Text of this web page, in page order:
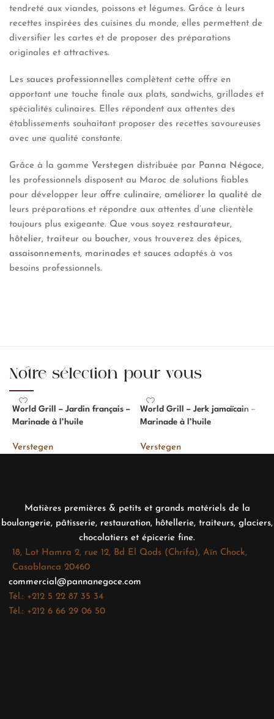
tendreté aux viandes, poissons et légumes. Grâce à leurs
recettes inspirées des cuisines du monde, elles permettent de
diversifier les cartes et de proposer des préparations
originales et attractives.
Les sauces professionnelles complètent cette offre en
apportant une touche finale aux plats, sandwichs, grillades et
spécialités culinaires. Elles répondent aux attentes des
établissements souhaitant proposer des recettes savoureuses
avec une qualité constante.
Grâce à la gamme Verstegen distribuée par Panna Négoce,
les professionnels disposent au Maroc de solutions fiables
pour développer leur offre culinaire, améliorer la qualité de
leurs préparations et répondre aux attentes d’une clientèle
toujours plus exigeante. Que vous soyez restaurateur,
hôtelier, traiteur ou boucher, vous trouverez des épices,
assaisonnements, marinades et sauces adaptés à vos
besoins professionnels.
Notre sélection pour vous
World Grill – Jardin français –
Marinade à l’huile
Verstegen
World Grill – Jerk jamaïcain –
Marinade à l’huile
Verstegen
Matières premières & petits et grands matériels de la
boulangerie, pâtisserie, restauration, hôtellerie, traiteurs, glaciers,
chocolatiers et épicerie fine.
18, Lot Hamra 2, rue 12, Bd El Qods (Chrifa), Aïn Chock,
Casablanca 20460
commercial@pannanegoce.com
Tél.: +212 5 22 87 35 34
Tél.: +212 6 66 29 06 50